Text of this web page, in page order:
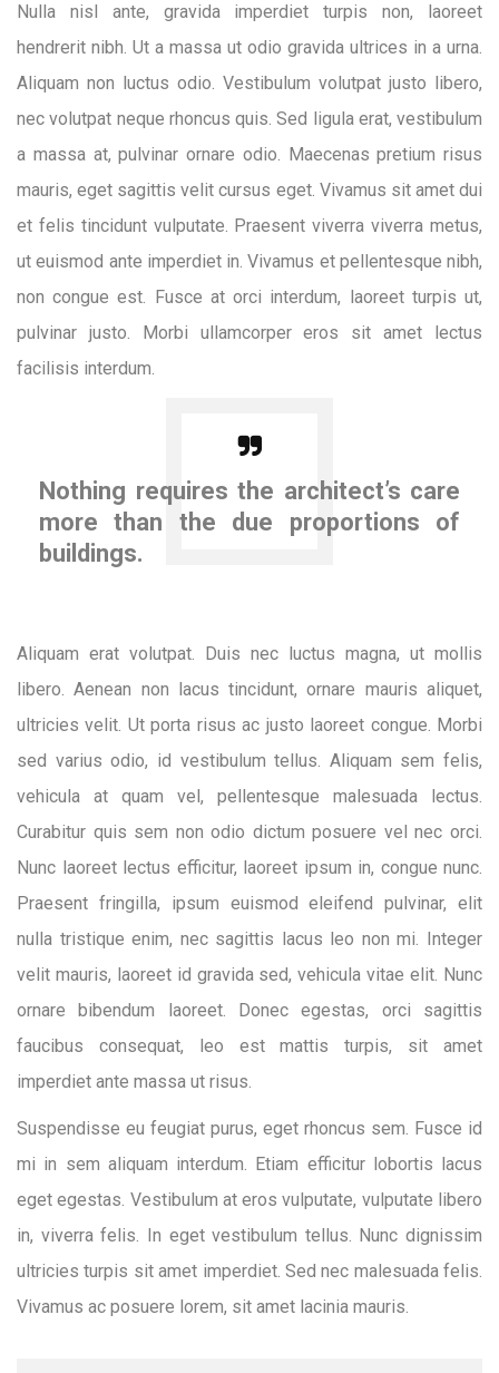
Nulla nisl ante, gravida imperdiet turpis non, laoreet
hendrerit nibh. Ut a massa ut odio gravida ultrices in a urna.
Aliquam non luctus odio. Vestibulum volutpat justo libero,
nec volutpat neque rhoncus quis. Sed ligula erat, vestibulum
a massa at, pulvinar ornare odio. Maecenas pretium risus
mauris, eget sagittis velit cursus eget. Vivamus sit amet dui
et felis tincidunt vulputate. Praesent viverra viverra metus,
ut euismod ante imperdiet in. Vivamus et pellentesque nibh,
non congue est. Fusce at orci interdum, laoreet turpis ut,
pulvinar justo. Morbi ullamcorper eros sit amet lectus
facilisis interdum.
Nothing requires the architect’s care
more than the due proportions of
buildings.
Aliquam erat volutpat. Duis nec luctus magna, ut mollis
libero. Aenean non lacus tincidunt, ornare mauris aliquet,
ultricies velit. Ut porta risus ac justo laoreet congue. Morbi
sed varius odio, id vestibulum tellus. Aliquam sem felis,
vehicula at quam vel, pellentesque malesuada lectus.
Curabitur quis sem non odio dictum posuere vel nec orci.
Nunc laoreet lectus efficitur, laoreet ipsum in, congue nunc.
Praesent fringilla, ipsum euismod eleifend pulvinar, elit
nulla tristique enim, nec sagittis lacus leo non mi. Integer
velit mauris, laoreet id gravida sed, vehicula vitae elit. Nunc
ornare bibendum laoreet. Donec egestas, orci sagittis
faucibus consequat, leo est mattis turpis, sit amet
imperdiet ante massa ut risus.
Suspendisse eu feugiat purus, eget rhoncus sem. Fusce id
mi in sem aliquam interdum. Etiam efficitur lobortis lacus
eget egestas. Vestibulum at eros vulputate, vulputate libero
in, viverra felis. In eget vestibulum tellus. Nunc dignissim
ultricies turpis sit amet imperdiet. Sed nec malesuada felis.
Vivamus ac posuere lorem, sit amet lacinia mauris.